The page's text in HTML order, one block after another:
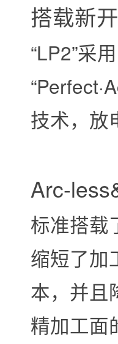
搭载新
“LP2”采
技术，放
Arc-
标准搭载
缩短了加
本，并且
精加工面